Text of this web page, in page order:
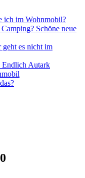
ich im Wohnmobil?
Schöne neue
geht es nicht im
Endlich Autark